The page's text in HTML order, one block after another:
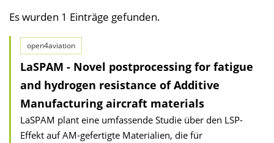
Es wurden 1 Einträge gefunden.
open4aviation
LaSPAM - Novel postprocessing for fatigue
and hydrogen resistance of Additive
Manufacturing aircraft materials
LaSPAM plant eine umfassende Studie über den LSP-
Effekt auf AM-gefertigte Materialien, die für